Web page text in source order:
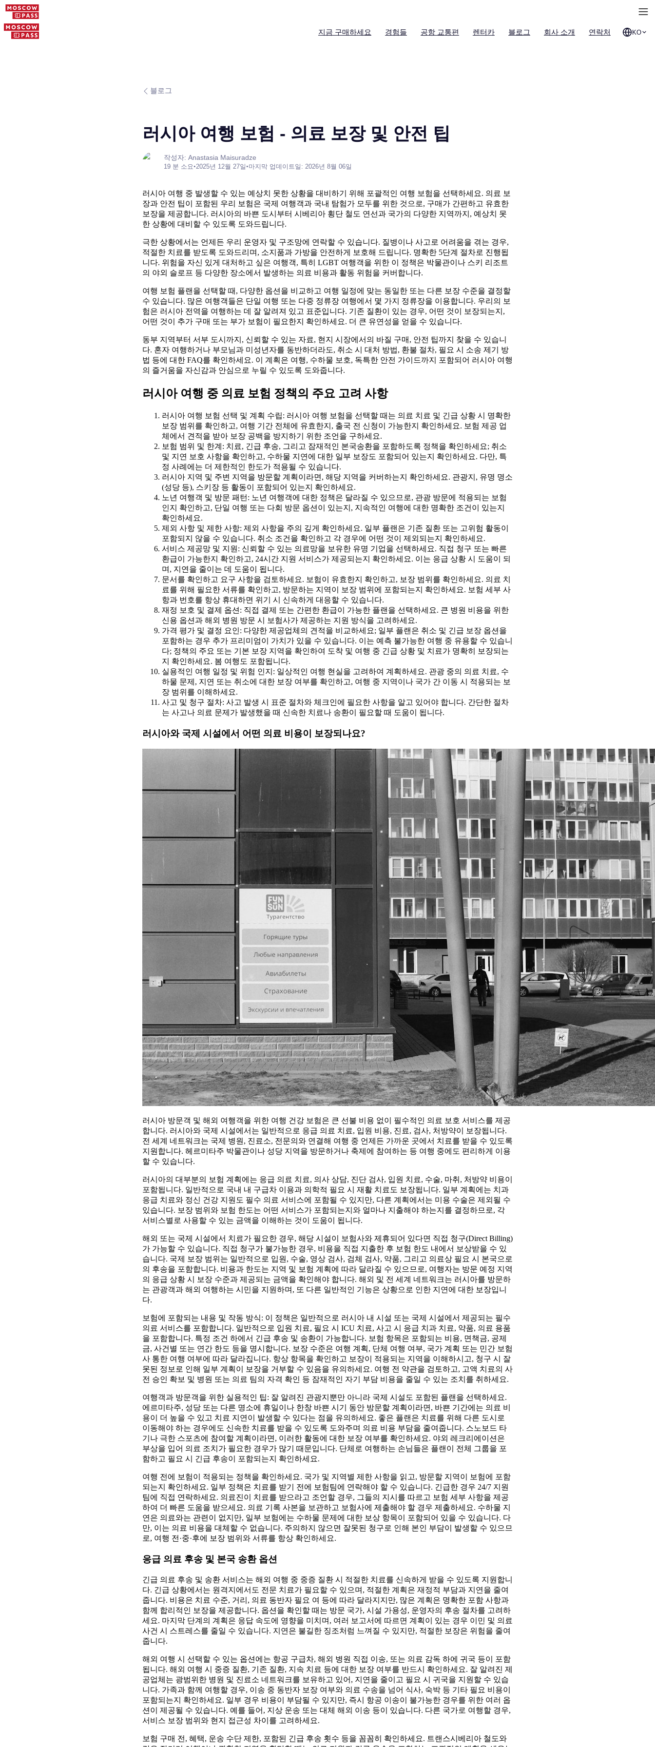
지금 구매하세요 경험들 공항 교통편 렌터카 블로그 회사 소개 연락처 KO
블로그
러시아 여행 보험 - 의료 보장 및 안전 팁
작성자: Anastasia Maisuradze
19 분 소요•2025년 12월 27일•마지막 업데이트일: 2026년 8월 06일
러시아 여행 중 발생할 수 있는 예상치 못한 상황을 대비하기 위해 포괄적인 여행 보험을 선택하세요. 의료 보
장과 안전 팁이 포함된 우리 보험은 국제 여행객과 국내 탐험가 모두를 위한 것으로, 구매가 간편하고 유효한
보장을 제공합니다. 러시아의 바쁜 도시부터 시베리아 횡단 철도 연선과 국가의 다양한 지역까지, 예상치 못
한 상황에 대비할 수 있도록 도와드립니다.
극한 상황에서는 언제든 우리 운영자 및 구조망에 연락할 수 있습니다. 질병이나 사고로 어려움을 겪는 경우,
적절한 치료를 받도록 도와드리며, 소지품과 가방을 안전하게 보호해 드립니다. 명확한 5단계 절차로 진행됩
니다. 위험을 자신 있게 대처하고 싶은 여행객, 특히 LGBT 여행객을 위한 이 정책은 박물관이나 스키 리조트
의 야외 슬로프 등 다양한 장소에서 발생하는 의료 비용과 활동 위험을 커버합니다.
여행 보험 플랜을 선택할 때, 다양한 옵션을 비교하고 여행 일정에 맞는 동일한 또는 다른 보장 수준을 결정할
수 있습니다. 많은 여행객들은 단일 여행 또는 다중 정류장 여행에서 몇 가지 정류장을 이용합니다. 우리의 보
험은 러시아 전역을 여행하는 데 잘 알려져 있고 표준입니다. 기존 질환이 있는 경우, 어떤 것이 보장되는지,
어떤 것이 추가 구매 또는 부가 보험이 필요한지 확인하세요. 더 큰 유연성을 얻을 수 있습니다.
동부 지역부터 서부 도시까지, 신뢰할 수 있는 자료, 현지 시장에서의 바질 구매, 안전 팁까지 찾을 수 있습니
다. 혼자 여행하거나 부모님과 미성년자를 동반하더라도, 취소 시 대처 방법, 환불 절차, 필요 시 소송 제기 방
법 등에 대한 FAQ를 확인하세요. 이 계획은 여행, 수하물 보호, 독특한 안전 가이드까지 포함되어 러시아 여행
의 즐거움을 자신감과 안심으로 누릴 수 있도록 도와줍니다.
러시아 여행 중 의료 보험 정책의 주요 고려 사항
러시아 여행 보험 선택 및 계획 수립: 러시아 여행 보험을 선택할 때는 의료 치료 및 긴급 상황 시 명확한
보장 범위를 확인하고, 여행 기간 전체에 유효한지, 출국 전 신청이 가능한지 확인하세요. 보험 제공 업
체에서 견적을 받아 보장 공백을 방지하기 위한 조언을 구하세요.
보험 범위 및 한계: 치료, 긴급 후송, 그리고 잠재적인 본국송환을 포함하도록 정책을 확인하세요; 취소
및 지연 보호 사항을 확인하고, 수하물 지연에 대한 일부 보장도 포함되어 있는지 확인하세요. 다만, 특
정 사례에는 더 제한적인 한도가 적용될 수 있습니다.
러시아 지역 및 주변 지역을 방문할 계획이라면, 해당 지역을 커버하는지 확인하세요. 관광지, 유명 명소
(성당 등), 스키장 등 활동이 포함되어 있는지 확인하세요.
노년 여행객 및 방문 패턴: 노년 여행객에 대한 정책은 달라질 수 있으므로, 관광 방문에 적용되는 보험
인지 확인하고, 단일 여행 또는 다회 방문 옵션이 있는지, 지속적인 여행에 대한 명확한 조건이 있는지
확인하세요.
제외 사항 및 제한 사항: 제외 사항을 주의 깊게 확인하세요. 일부 플랜은 기존 질환 또는 고위험 활동이
포함되지 않을 수 있습니다. 취소 조건을 확인하고 각 경우에 어떤 것이 제외되는지 확인하세요.
서비스 제공망 및 지원: 신뢰할 수 있는 의료망을 보유한 유명 기업을 선택하세요. 직접 청구 또는 빠른
환급이 가능한지 확인하고, 24시간 지원 서비스가 제공되는지 확인하세요. 이는 응급 상황 시 도움이 되
며, 지연을 줄이는 데 도움이 됩니다.
문서를 확인하고 요구 사항을 검토하세요. 보험이 유효한지 확인하고, 보장 범위를 확인하세요. 의료 치
료를 위해 필요한 서류를 확인하고, 방문하는 지역이 보장 범위에 포함되는지 확인하세요. 보험 세부 사
항과 번호를 항상 휴대하면 위기 시 신속하게 대응할 수 있습니다.
재정 보호 및 결제 옵션: 직접 결제 또는 간편한 환급이 가능한 플랜을 선택하세요. 큰 병원 비용을 위한
신용 옵션과 해외 병원 방문 시 보험사가 제공하는 지원 방식을 고려하세요.
가격 평가 및 결정 요인: 다양한 제공업체의 견적을 비교하세요; 일부 플랜은 취소 및 긴급 보장 옵션을
포함하는 경우 추가 프리미엄이 가치가 있을 수 있습니다. 이는 예측 불가능한 여행 중 유용할 수 있습니
다; 정책의 주요 또는 기본 보장 지역을 확인하여 도착 및 여행 중 긴급 상황 및 치료가 명확히 보장되는
지 확인하세요. 봄 여행도 포함됩니다.
실용적인 여행 일정 및 위험 인지: 일상적인 여행 현실을 고려하여 계획하세요. 관광 중의 의료 치료, 수
하물 문제, 지연 또는 취소에 대한 보장 여부를 확인하고, 여행 중 지역이나 국가 간 이동 시 적용되는 보
장 범위를 이해하세요.
사고 및 청구 절차: 사고 발생 시 표준 절차와 체크인에 필요한 사항을 알고 있어야 합니다. 간단한 절차
는 사고나 의료 문제가 발생했을 때 신속한 치료나 송환이 필요할 때 도움이 됩니다.
러시아와 국제 시설에서 어떤 의료 비용이 보장되나요?
러시아 방문객 및 해외 여행객을 위한 여행 건강 보험은 큰 선불 비용 없이 필수적인 의료 보호 서비스를 제공
합니다. 러시아와 국제 시설에서는 일반적으로 응급 의료 치료, 입원 비용, 진료, 검사, 처방약이 보장됩니다.
전 세계 네트워크는 국제 병원, 진료소, 전문의와 연결해 여행 중 언제든 가까운 곳에서 치료를 받을 수 있도록
지원합니다. 헤르미타주 박물관이나 성당 지역을 방문하거나 축제에 참여하는 등 여행 중에도 편리하게 이용
할 수 있습니다.
러시아의 대부분의 보험 계획에는 응급 의료 치료, 의사 상담, 진단 검사, 입원 치료, 수술, 마취, 처방약 비용이
포함됩니다. 일반적으로 국내 내 구급차 이용과 의학적 필요 시 재활 치료도 보장됩니다. 일부 계획에는 치과
응급 치료와 정신 건강 지원도 필수 의료 서비스에 포함될 수 있지만, 다른 계획에서는 미용 수술은 제외될 수
있습니다. 보장 범위와 보험 한도는 어떤 서비스가 포함되는지와 얼마나 지출해야 하는지를 결정하므로, 각
서비스별로 사용할 수 있는 금액을 이해하는 것이 도움이 됩니다.
해외 또는 국제 시설에서 치료가 필요한 경우, 해당 시설이 보험사와 제휴되어 있다면 직접 청구(Direct Billing)
가 가능할 수 있습니다. 직접 청구가 불가능한 경우, 비용을 직접 지출한 후 보험 한도 내에서 보상받을 수 있
습니다. 국제 보장 범위는 일반적으로 입원, 수술, 영상 검사, 검체 검사, 약품, 그리고 의료상 필요 시 본국으로
의 후송을 포함합니다. 비용과 한도는 지역 및 보험 계획에 따라 달라질 수 있으므로, 여행자는 방문 예정 지역
의 응급 상황 시 보장 수준과 제공되는 금액을 확인해야 합니다. 해외 및 전 세계 네트워크는 러시아를 방문하
는 관광객과 해외 여행하는 시민을 지원하며, 또 다른 일반적인 기능은 상황으로 인한 지연에 대한 보장입니
다.
보험에 포함되는 내용 및 작동 방식: 이 정책은 일반적으로 러시아 내 시설 또는 국제 시설에서 제공되는 필수
의료 서비스를 포함합니다. 일반적으로 입원 치료, 필요 시 ICU 치료, 사고 시 응급 치과 치료, 약품, 의료 용품
을 포함합니다. 특정 조건 하에서 긴급 후송 및 송환이 가능합니다. 보험 항목은 포함되는 비용, 면책금, 공제
금, 사건별 또는 연간 한도 등을 명시합니다. 보장 수준은 여행 계획, 단체 여행 여부, 국가 계획 또는 민간 보험
사 통한 여행 여부에 따라 달라집니다. 항상 항목을 확인하고 보장이 적용되는 지역을 이해하시고, 청구 시 잘
못된 정보로 인해 일부 계획이 보장을 거부할 수 있음을 유의하세요. 여행 전 약관을 검토하고, 고액 치료의 사
전 승인 확보 및 병원 또는 의료 팀의 자격 확인 등 잠재적인 자기 부담 비용을 줄일 수 있는 조치를 취하세요.
여행객과 방문객을 위한 실용적인 팁: 잘 알려진 관광지뿐만 아니라 국제 시설도 포함된 플랜을 선택하세요.
에르미타주, 성당 또는 다른 명소에 휴일이나 한창 바쁜 시기 동안 방문할 계획이라면, 바쁜 기간에는 의료 비
용이 더 높을 수 있고 치료 지연이 발생할 수 있다는 점을 유의하세요. 좋은 플랜은 치료를 위해 다른 도시로
이동해야 하는 경우에도 신속한 치료를 받을 수 있도록 도와주며 의료 비용 부담을 줄여줍니다. 스노보드 타
기나 극한 스포츠에 참여할 계획이라면, 이러한 활동에 대한 보장 여부를 확인하세요. 야외 레크리에이션은
부상을 입어 의료 조치가 필요한 경우가 많기 때문입니다. 단체로 여행하는 손님들은 플랜이 전체 그룹을 포
함하고 필요 시 긴급 후송이 포함되는지 확인하세요.
여행 전에 보험이 적용되는 정책을 확인하세요. 국가 및 지역별 제한 사항을 읽고, 방문할 지역이 보험에 포함
되는지 확인하세요. 일부 정책은 치료를 받기 전에 보험팀에 연락해야 할 수 있습니다. 긴급한 경우 24/7 지원
팀에 직접 연락하세요. 의료진이 치료를 받으라고 조언할 경우, 그들의 지시를 따르고 보험 세부 사항을 제공
하여 더 빠른 도움을 받으세요. 의료 기록 사본을 보관하고 보험사에 제출해야 할 경우 제출하세요. 수하물 지
연은 의료와는 관련이 없지만, 일부 보험에는 수하물 문제에 대한 보상 항목이 포함되어 있을 수 있습니다. 다
만, 이는 의료 비용을 대체할 수 없습니다. 주의하지 않으면 잘못된 청구로 인해 본인 부담이 발생할 수 있으므
로, 여행 전·중·후에 보장 범위와 서류를 항상 확인하세요.
응급 의료 후송 및 본국 송환 옵션
긴급 의료 후송 및 송환 서비스는 해외 여행 중 중증 질환 시 적절한 치료를 신속하게 받을 수 있도록 지원합니
다. 긴급 상황에서는 원격지에서도 전문 치료가 필요할 수 있으며, 적절한 계획은 재정적 부담과 지연을 줄여
줍니다. 비용은 치료 수준, 거리, 의료 동반자 필요 여 등에 따라 달라지지만, 많은 계획은 명확한 포함 사항과
함께 합리적인 보장을 제공합니다. 옵션을 확인할 때는 방문 국가, 시설 가용성, 운영자의 후송 절차를 고려하
세요. 마지막 단계의 계획은 응답 속도에 영향을 미치며, 여러 보고서에 따르면 계획이 있는 경우 이민 및 의료
사건 시 스트레스를 줄일 수 있습니다. 지연은 불길한 징조처럼 느껴질 수 있지만, 적절한 보장은 위험을 줄여
줍니다.
해외 여행 시 선택할 수 있는 옵션에는 항공 구급차, 해외 병원 직접 이송, 또는 의료 감독 하에 귀국 등이 포함
됩니다. 해외 여행 시 중증 질환, 기존 질환, 지속 치료 등에 대한 보장 여부를 반드시 확인하세요. 잘 알려진 제
공업체는 광범위한 병원 및 진료소 네트워크를 보유하고 있어, 지연을 줄이고 필요 시 귀국을 지원할 수 있습
니다. 가족과 함께 여행할 경우, 이송 중 동반자 보장 여부와 의료 수송을 넘어 식사, 숙박 등 기타 필요 비용이
포함되는지 확인하세요. 일부 경우 비용이 부담될 수 있지만, 즉시 항공 이송이 불가능한 경우를 위한 여러 옵
션이 제공될 수 있습니다. 예를 들어, 지상 운송 또는 대체 해외 이송 등이 있습니다. 다른 국가로 여행할 경우,
서비스 보장 범위와 현지 접근성 차이를 고려하세요.
보험 구매 전, 혜택, 운송 수단 제한, 포함된 긴급 후송 횟수 등을 꼼꼼히 확인하세요. 트랜스시베리아 철도와